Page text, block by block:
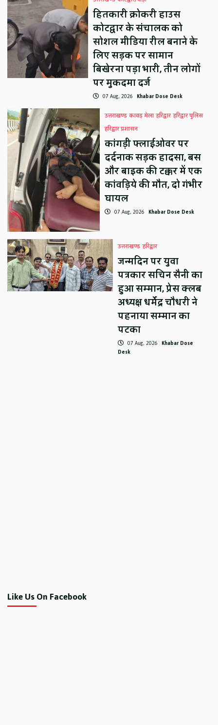
हितकारी क्रोकरी हाउस
कोटद्वार के संचालक को
सोशल मीडिया रील बनाने के
लिए सड़क पर सामान
बिखेरना पड़ा भारी, तीन लोगों
पर मुकदमा दर्ज
07 Aug, 2026 Khabar Dose Desk
उत्तराखण्ड कावड़ मेला हरिद्वार हरिद्वार पुलिस
हरिद्वार प्रशासन
कांगड़ी फ्लाईओवर पर
दर्दनाक सड़क हादसा, बस
और बाइक की टक्कर में एक
कांवड़िये की मौत, दो गंभीर
घायल
07 Aug, 2026 Khabar Dose Desk
उत्तराखण्ड हरिद्वार
जन्मदिन पर युवा
पत्रकार सचिन सैनी का
हुआ सम्मान, प्रेस क्लब
अध्यक्ष धर्मेंद्र चौधरी ने
पहनाया सम्मान का
पटका
07 Aug, 2026 Khabar Dose
Desk
Like Us On Facebook